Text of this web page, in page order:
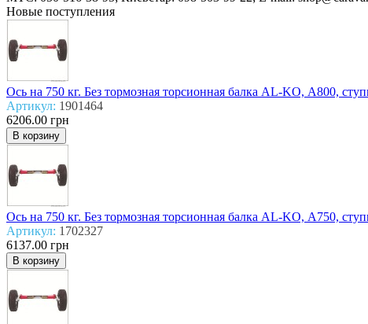
Новые поступления
Ось на 750 кг. Без тормозная торсионная балка AL-KO, А800,
Артикул: 1901464
6206.00 грн
Ось на 750 кг. Без тормозная торсионная балка AL-KO, А750,
Артикул: 1702327
6137.00 грн